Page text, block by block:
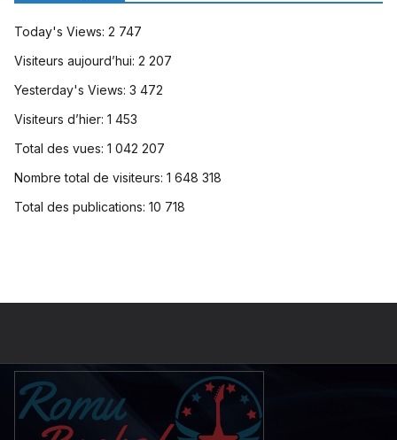
Today's Views: 2 747
Visiteurs aujourd’hui: 2 207
Yesterday's Views: 3 472
Visiteurs d’hier: 1 453
Total des vues: 1 042 207
Nombre total de visiteurs: 1 648 318
Total des publications: 10 718